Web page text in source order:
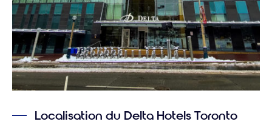
Localisation du Delta Hotels Toronto